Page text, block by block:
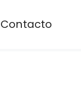
Contacto